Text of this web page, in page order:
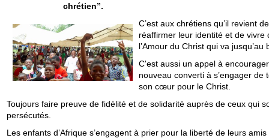
chrétien’’.
C’est aux chrétiens qu’il revient de
réaffirmer leur identité et de vivre
l’Amour du Christ qui va jusqu’au
C'est aussi un appel à
nouveau converti à s’engager de
son cœur pour le Christ.
Toujours faire preuve de fidélité et de solidarité auprès de ceux qui
persécutés.
Les enfants d’Afrique s’engagent à prier pour la liberté de leurs amis